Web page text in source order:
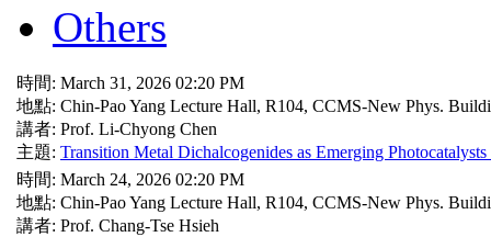
Others
時間: March 31, 2026 02:20 PM
地點: Chin-Pao Yang Lecture Hall, R104, CCMS-New Phys.
講者: Prof. Li-Chyong Chen
主題: Transition Metal Dichalcogenides as Emerging
時間: March 24, 2026 02:20 PM
地點: Chin-Pao Yang Lecture Hall, R104, CCMS-New Phys.
講者: Prof. Chang-Tse Hsieh